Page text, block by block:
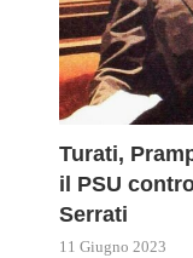
Turati,
il PSU
Serrati
11 Giugno 2023